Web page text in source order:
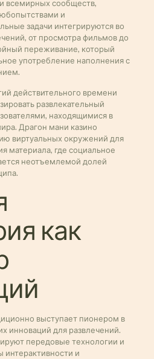
всемирных сообществ,
и
задачи интегрируются во
от просмотра фильмов до
переживание, который
употребление наполнения с
действительного времени
развлекательный
находящимися в
Драгон мани казино
виртуальных окружений для
материала, где социальное
неотъемлемой долей
как
выступает пионером в
инноваций для развлечений.
передовые технологии и
интерактивности и